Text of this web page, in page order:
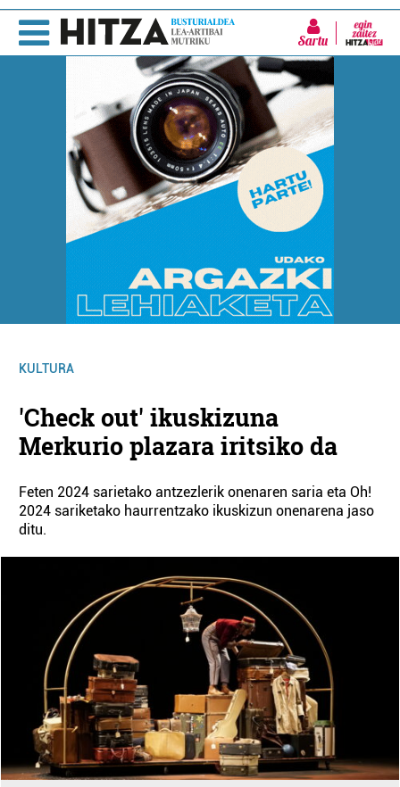
Sartu
KULTURA
'Check out' ikuskizuna
Merkurio plazara iritsiko da
Feten 2024 sarietako antzezlerik onenaren saria eta Oh!
2024 sariketako haurrentzako ikuskizun onenarena jaso
ditu.